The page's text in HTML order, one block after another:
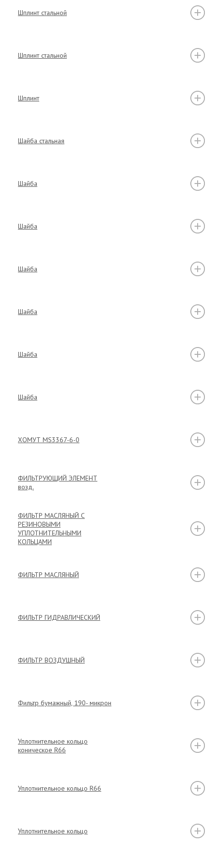
Шплинт стальной
Шплинт стальной
Шплинт
Шайба стальная
Шайба
Шайба
Шайба
Шайба
Шайба
Шайба
ХОМУТ MS3367-6-0
ФИЛЬТРУЮЩИЙ ЭЛЕМЕНТ
возд.
ФИЛЬТР МАСЛЯНЫЙ С
РЕЗИНОВЫМИ
УПЛОТНИТЕЛЬНЫМИ
КОЛЬЦАМИ
ФИЛЬТР МАСЛЯНЫЙ
ФИЛЬТР ГИДРАВЛИЧЕСКИЙ
ФИЛЬТР ВОЗДУШНЫЙ
Фильтр бумажный, 190- микрон
Уплотнительное кольцо
коническое R66
Уплотнительное кольцо R66
Уплотнительное кольцо